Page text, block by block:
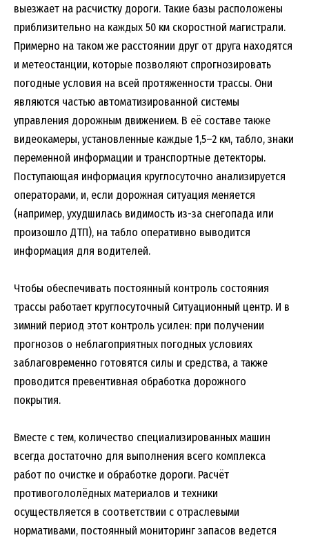
выезжает на расчистку дороги. Такие базы расположены
приблизительно на каждых 50 км скоростной магистрали.
Примерно на таком же расстоянии друг от друга находятся
и метеостанции, которые позволяют спрогнозировать
погодные условия на всей протяженности трассы. Они
являются частью автоматизированной системы
управления дорожным движением. В её составе также
видеокамеры, установленные каждые 1,5–2 км, табло, знаки
переменной информации и транспортные детекторы.
Поступающая информация круглосуточно анализируется
операторами, и, если дорожная ситуация меняется
(например, ухудшилась видимость из-за снегопада или
произошло ДТП), на табло оперативно выводится
информация для водителей.
Чтобы обеспечивать постоянный контроль состояния
трассы работает круглосуточный Ситуационный центр. И в
зимний период этот контроль усилен: при получении
прогнозов о неблагоприятных погодных условиях
заблаговременно готовятся силы и средства, а также
проводится превентивная обработка дорожного
покрытия.
Вместе с тем, количество специализированных машин
всегда достаточно для выполнения всего комплекса
работ по очистке и обработке дороги. Расчёт
противогололёдных материалов и техники
осуществляется в соответствии с отраслевыми
нормативами, постоянный мониторинг запасов ведется